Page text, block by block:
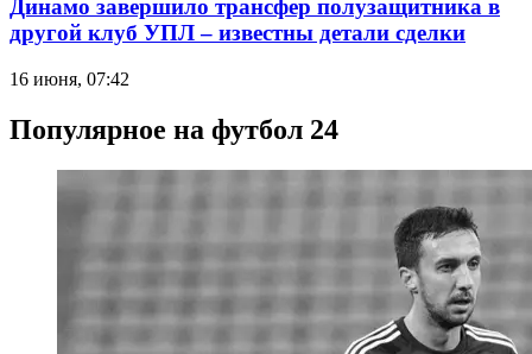
Динамо завершило трансфер полузащитника в
другой клуб УПЛ – известны детали сделки
16 июня, 07:42
Популярное на футбол 24